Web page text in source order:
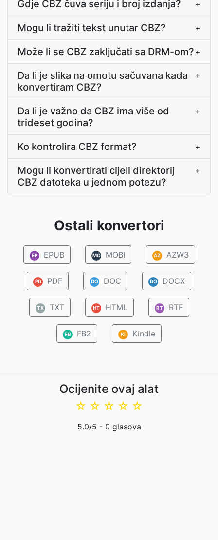
Gdje CBZ čuva seriju i broj izdanja? +
Mogu li tražiti tekst unutar CBZ? +
Može li se CBZ zaključati sa DRM-om? +
Da li je slika na omotu sačuvana kada
konvertiram CBZ?
+
Da li je važno da CBZ ima više od
trideset godina?
+
Ko kontrolira CBZ format? +
Mogu li konvertirati cijeli direktorij
CBZ datoteka u jednom potezu?
+
Ostali konvertori
EP EPUB MO MOBI AZ AZW3
PD PDF DO DOC DO DOCX
TX TXT HT HTML RT RTF
FB FB2 Ki Kindle
Ocijenite ovaj alat
☆
☆
☆
☆
☆
5.0/5 - 0 glasova